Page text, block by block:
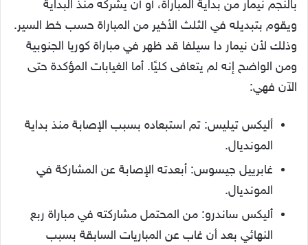
بالنجم نيمار من بداية المباراة، أو أن يشركه منذ البداية
ويقوم بتبديله في الثلث الأخير من المباراة حسب خط السير.
وذلك لأن نيمار دا سيلفا قد ظهر في مباراة كوريا الجنوبية
ومن الواضح إنه لم يتعافى كليًا. أما الغيابات المؤكدة حتى
الآن فهي:
أليكس تيليس: تم استبعاده بسبب الإصابة منذ بداية
المونديال.
غابرييل جيسوس: أبعدته الإصابة عن المشاركة في
المونديال.
أليكس ساندرو: من المحتمل مشاركته في مباراة ربع
النهائي بعد أن غاب عن المباريات السابقة بسبب